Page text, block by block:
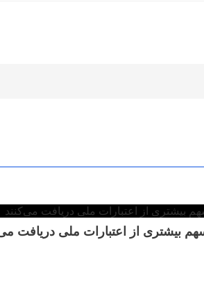
بیشتری از اعتبارات ملی دریافت